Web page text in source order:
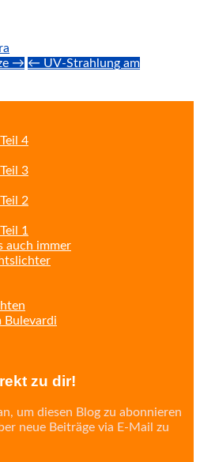
→ ← UV-Strahlung am
4
3
2
1
auch immer
Bulevardi
zu dir!
um diesen Blog zu abonnieren
neue Beiträge via E-Mail zu